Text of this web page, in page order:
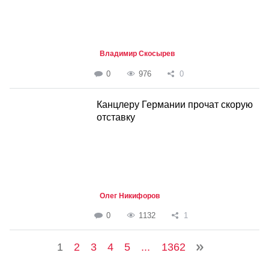
Владимир Скосырев
0 976 0
Канцлеру Германии прочат скорую
отставку
Олег Никифоров
0 1132 1
1 2 3 4 5 ... 1362